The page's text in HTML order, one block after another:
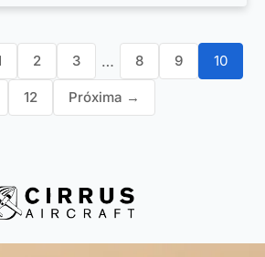
2 3 … 8 9 10
12 Próxima →